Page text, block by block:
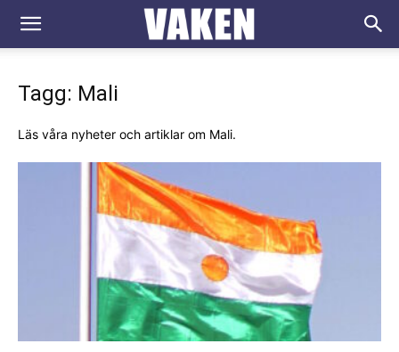
VAKEN.se
Tagg: Mali
Läs våra nyheter och artiklar om Mali.